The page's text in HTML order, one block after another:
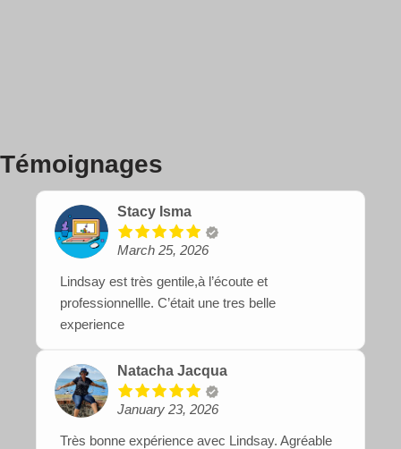
Témoignages
Stacy Isma
March 25, 2026
Lindsay est très gentile,à l’écoute et
professionnellle. C’était une tres belle
experience
Natacha Jacqua
January 23, 2026
Très bonne expérience avec Lindsay. Agréable